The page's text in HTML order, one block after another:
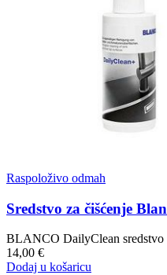
Raspoloživo odmah
Sredstvo za čišćenje
BLANCO DailyClean sredstvo
14,00 €
Dodaj u košaricu